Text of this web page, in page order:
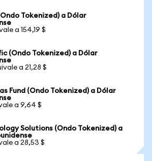
Tokenized) a Dólar
a 154,19 $
(Ondo Tokenized) a Dólar
a 21,28 $
Fund (Ondo Tokenized) a Dólar
a 9,64 $
Solutions (Ondo Tokenized) a
a 28,53 $